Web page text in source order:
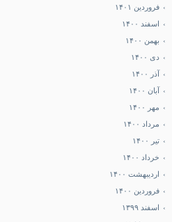
فروردین ۱۴۰۱
اسفند ۱۴۰۰
بهمن ۱۴۰۰
دی ۱۴۰۰
آذر ۱۴۰۰
آبان ۱۴۰۰
مهر ۱۴۰۰
مرداد ۱۴۰۰
تیر ۱۴۰۰
خرداد ۱۴۰۰
اردیبهشت ۱۴۰۰
فروردین ۱۴۰۰
اسفند ۱۳۹۹